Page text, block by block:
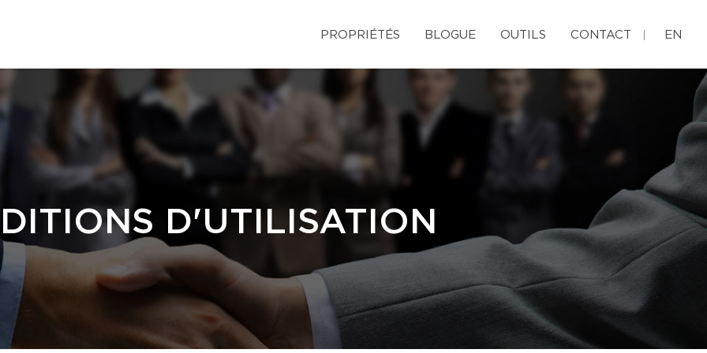
PROPRIÉTÉS BLOGUE OUTILS CONTACT EN
D'UTILISATION